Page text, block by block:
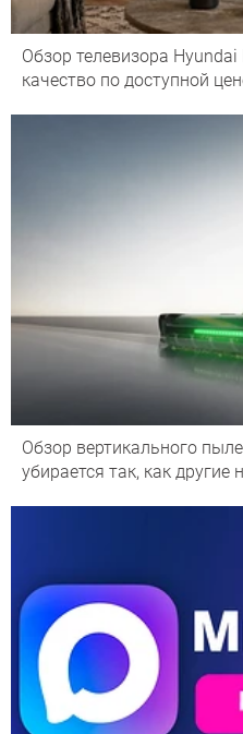
Обзор телевизора
качество по доступной
Обзор вертикального
убирается так, как другие